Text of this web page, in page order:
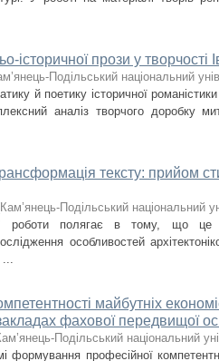
історичної прози у творчості
Подільський національний
й поетику історичної
аналіз творчого доробку
тексту: прийом
Кам’янець-Подільський національний
роботи полягає в тому, що
особливостей
...
майбутніх
фахової передвищої
Подільський національний
формування професійної